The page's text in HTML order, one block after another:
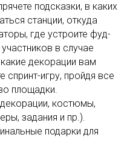
подсказки, в каких
станции, откуда
где устроите фуд-
в случае
декорации вам
спринт-игру, пройдя все
площадки.
костюмы,
задания и пр.).
подарки для